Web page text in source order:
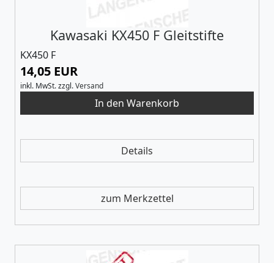
Kawasaki KX450 F Gleitstifte
KX450 F
14,05 EUR
inkl. MwSt.zzgl.Versand
Details
zum Merkzettel